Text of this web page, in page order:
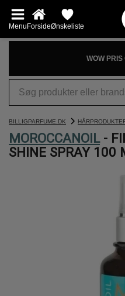
MenuForsideØnskeliste
WOW
BILLIGPARFUME.DK
MOROCCANOIL-
SHINE SPRAY 100